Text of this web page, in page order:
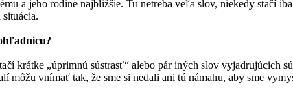
a jeho rodine najbližšie. Tu netreba veľa slov, niekedy stačí
krátke „úprimnú sústrasť“ alebo pár iných slov
môžu vnímať tak, že sme si nedali ani tú námahu, aby sme